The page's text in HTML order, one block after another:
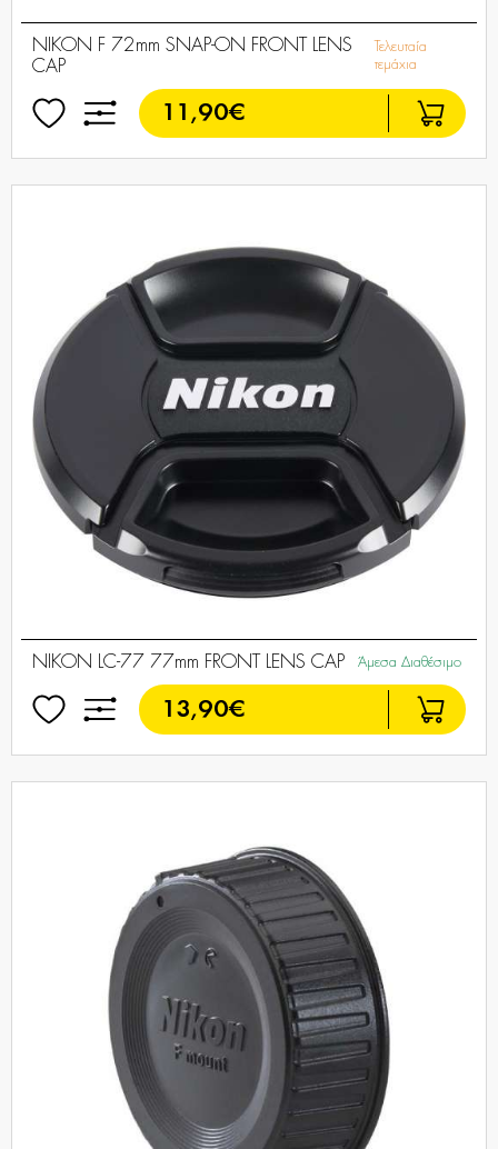
NIKON F 72mm SNAP-ON FRONT LENS
CAP
Τελευταία
τεμάχια
11,90€
NIKON LC-77 77mm FRONT LENS CAP Άμεσα Διαθέσιμο
13,90€